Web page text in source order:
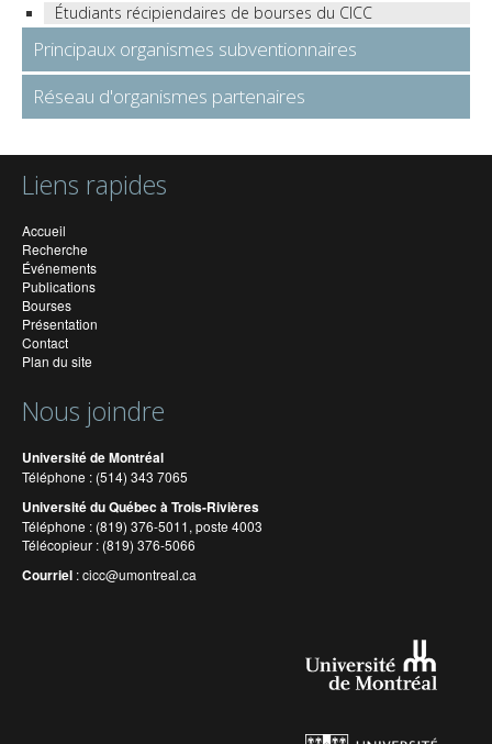
Étudiants récipiendaires de bourses du CICC
Principaux organismes subventionnaires
Réseau d'organismes partenaires
Liens rapides
Accueil
Recherche
Événements
Publications
Bourses
Présentation
Contact
Plan du site
Nous joindre
Université de Montréal
Téléphone : (514) 343 7065
Université du Québec à Trois-Rivières
Téléphone : (819) 376-5011, poste 4003
Télécopieur : (819) 376-5066
Courriel :cicc@umontreal.ca